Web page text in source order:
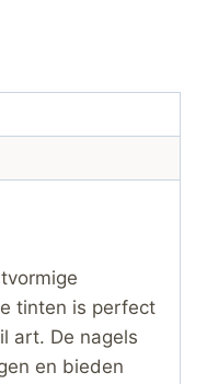
tinten is perfect
art. De nagels
en bieden